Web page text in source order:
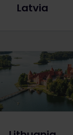
Latvia